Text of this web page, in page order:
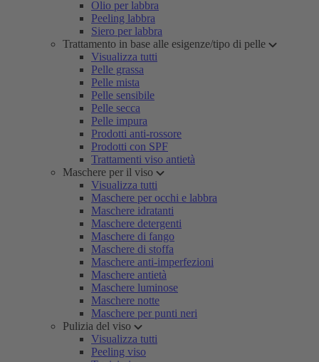
Olio per labbra
Peeling labbra
Siero per labbra
Trattamento in base alle esigenze/tipo di pelle
Visualizza tutti
Pelle grassa
Pelle mista
Pelle sensibile
Pelle secca
Pelle impura
Prodotti anti-rossore
Prodotti con SPF
Trattamenti viso antietà
Maschere per il viso
Visualizza tutti
Maschere per occhi e labbra
Maschere idratanti
Maschere detergenti
Maschere di fango
Maschere di stoffa
Maschere anti-imperfezioni
Maschere antietà
Maschere luminose
Maschere notte
Maschere per punti neri
Pulizia del viso
Visualizza tutti
Peeling viso